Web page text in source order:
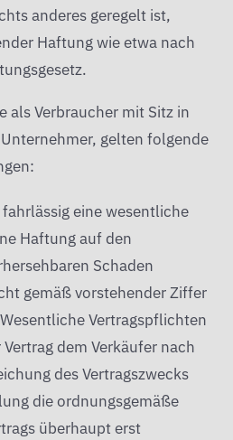
anderes geregelt ist,
Haftung wie etwa nach
als Verbraucher mit Sitz in
gelten folgende
eine wesentliche
Haftung auf den
Schaden
gemäß vorstehender Ziffer
Vertragspflichten
dem Verkäufer nach
des Vertragszwecks
die ordnungsgemäße
überhaupt erst